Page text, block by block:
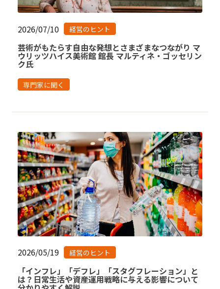
2026/07/10 経営のヒント
芸術がもたらす自由な発想とさまざまなつながり マ
ウリッツハイス美術館 館長 マルティネ・ゴッセリン
ク氏
専門家に聞く
2026/05/19 経営のヒント
「インフレ」「デフレ」「スタグフレーション」と
は？日常生活や資産運用戦略に与える影響について